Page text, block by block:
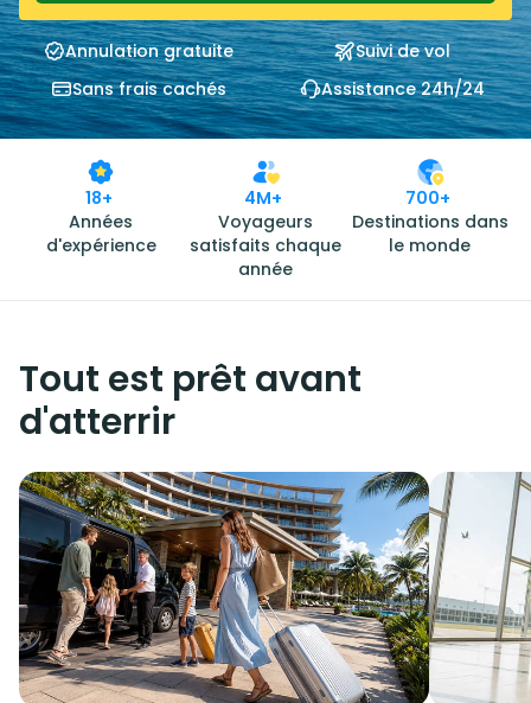
Annulation gratuite
Suivi de vol
Sans frais cachés
Assistance 24h/24
18+
Années
d'expérience
4M+
Voyageurs
satisfaits chaque
année
700+
Destinations dans
le monde
Tout est prêt avant
d'atterrir